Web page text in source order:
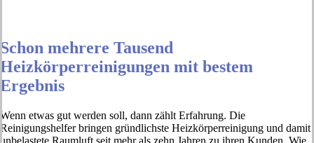
Schon mehrere Tausend
Heizkörperreinigungen mit bestem
Ergebnis
Wenn etwas gut werden soll, dann zählt Erfahrung. Die
Reinigungshelfer bringen gründlichste Heizkörperreinigung und damit